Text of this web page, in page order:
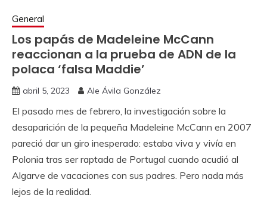
General
Los papás de Madeleine McCann
reaccionan a la prueba de ADN de la
polaca ‘falsa Maddie’
abril 5, 2023 Ale Ávila González
El pasado mes de febrero, la investigación sobre la
desaparición de la pequeña Madeleine McCann en 2007
pareció dar un giro inesperado: estaba viva y vivía en
Polonia tras ser raptada de Portugal cuando acudió al
Algarve de vacaciones con sus padres. Pero nada más
lejos de la realidad.